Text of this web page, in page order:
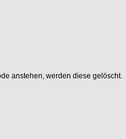
anstehen, werden diese gelöscht.